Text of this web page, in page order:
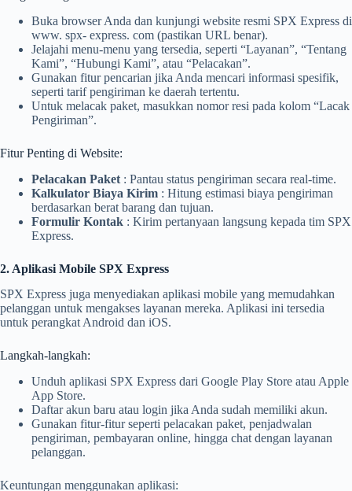
Buka browser Anda dan kunjungi website resmi SPX Express di
www. spx- express. com (pastikan URL benar).
Jelajahi menu-menu yang tersedia, seperti “Layanan”, “Tentang
Kami”, “Hubungi Kami”, atau “Pelacakan”.
Gunakan fitur pencarian jika Anda mencari informasi spesifik,
seperti tarif pengiriman ke daerah tertentu.
Untuk melacak paket, masukkan nomor resi pada kolom “Lacak
Pengiriman”.
Fitur Penting di Website:
Pelacakan Paket : Pantau status pengiriman secara real-time.
Kalkulator Biaya Kirim : Hitung estimasi biaya pengiriman
berdasarkan berat barang dan tujuan.
Formulir Kontak : Kirim pertanyaan langsung kepada tim SPX
Express.
2. Aplikasi Mobile SPX Express
SPX Express juga menyediakan aplikasi mobile yang memudahkan
pelanggan untuk mengakses layanan mereka. Aplikasi ini tersedia
untuk perangkat Android dan iOS.
Langkah-langkah:
Unduh aplikasi SPX Express dari Google Play Store atau Apple
App Store.
Daftar akun baru atau login jika Anda sudah memiliki akun.
Gunakan fitur-fitur seperti pelacakan paket, penjadwalan
pengiriman, pembayaran online, hingga chat dengan layanan
pelanggan.
Keuntungan menggunakan aplikasi: